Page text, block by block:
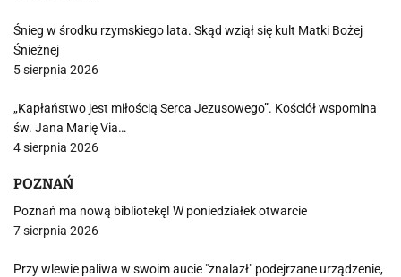
Śnieg w środku rzymskiego lata. Skąd wziął się kult Matki Bożej
Śnieżnej
5 sierpnia 2026
„Kapłaństwo jest miłością Serca Jezusowego”. Kościół wspomina
św. Jana Marię Via…
4 sierpnia 2026
POZNAŃ
Poznań ma nową bibliotekę! W poniedziałek otwarcie
7 sierpnia 2026
Przy wlewie paliwa w swoim aucie "znalazł" podejrzane urządzenie,